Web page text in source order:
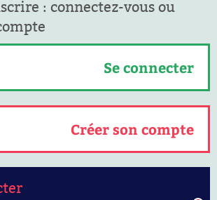
: connectez-vous ou
Se connecter
Créer son compte